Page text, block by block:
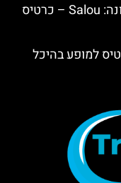
פארק המים PortAventura בברצלונה: Salou – כרטיס
למופע בהיכל